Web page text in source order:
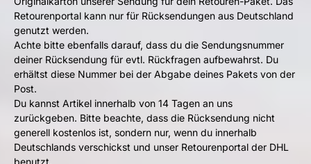
Retourenportal kann nur für Rücksendungen aus Deutschland
genutzt werden.
Achte bitte ebenfalls darauf, dass du die Sendungsnummer
deiner Rücksendung für evtl. Rückfragen aufbewahrst. Du
erhältst diese Nummer bei der Abgabe deines Pakets von der
Post.
Du kannst Artikel innerhalb von 14 Tagen an uns
zurückgeben. Bitte beachte, dass die Rücksendung nicht
generell kostenlos ist, sondern nur, wenn du innerhalb
Deutschlands verschickst und unser Retourenportal der DHL
benutzt.